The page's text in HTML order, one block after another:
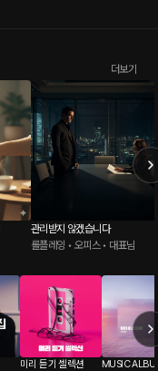
더보기
관리받지 않겠습니다
롤플레잉 • 오피스 • 대표님
미리 듣기 셀렉션
MUSIC ALBUM